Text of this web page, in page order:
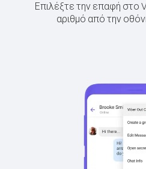
Επιλέξτε την επαφή στο
αριθμό από την